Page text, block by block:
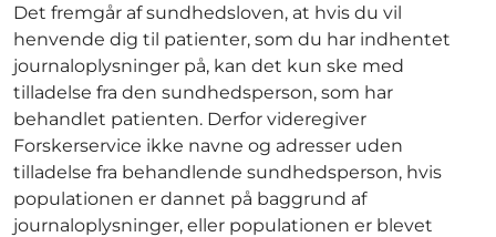
Det fremgår af sundhedsloven, at hvis du vil
henvende dig til patienter, som du har indhentet
journaloplysninger på, kan det kun ske med
tilladelse fra den sundhedsperson, som har
behandlet patienten. Derfor videregiver
Forskerservice ikke navne og adresser uden
tilladelse fra behandlende sundhedsperson, hvis
populationen er dannet på baggrund af
journaloplysninger, eller populationen er blevet